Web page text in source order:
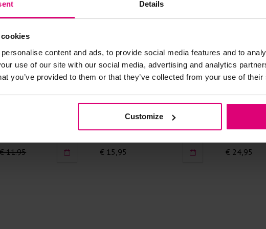
Details
content and ads, to provide social media features and to
use of our site with our social media, advertising and analytics
you’ve provided to them or that they’ve collected from your use of
Customize
Gebruik
Selecteer
wasmiddel.
Gebreide
Was in de
Was zo
€ 11.95
Day & Eve
€ 15,95 € 24,95